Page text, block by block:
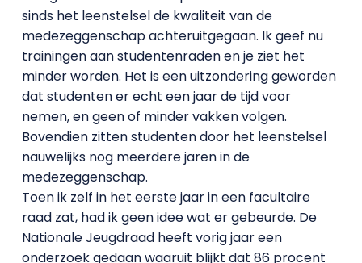
sinds het leenstelsel de kwaliteit van de
medezeggenschap achteruitgegaan. Ik geef nu
trainingen aan studentenraden en je ziet het
minder worden. Het is een uitzondering geworden
dat studenten er echt een jaar de tijd voor
nemen, en geen of minder vakken volgen.
Bovendien zitten studenten door het leenstelsel
nauwelijks nog meerdere jaren in de
medezeggenschap.
Toen ik zelf in het eerste jaar in een facultaire
raad zat, had ik geen idee wat er gebeurde. De
Nationale Jeugdraad heeft vorig jaar een
onderzoek gedaan waaruit blijkt dat 86 procent